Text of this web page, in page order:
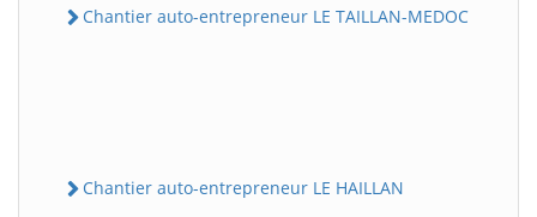
Chantier auto-entrepreneur LE TAILLAN-MEDOC
Chantier auto-entrepreneur LE HAILLAN